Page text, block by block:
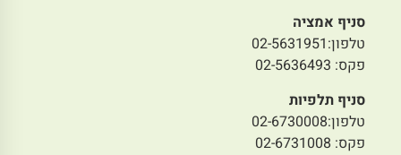
סניף אמציה
טלפון:02-5631951
פקס: 02-5636493
סניף תלפיות
טלפון:02-6730008
פקס: 02-6731008